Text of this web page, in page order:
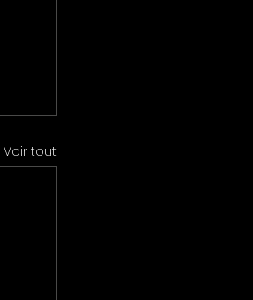
Voir tout